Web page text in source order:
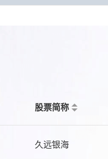
股票简称
久远银海